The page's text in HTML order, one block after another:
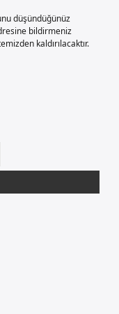
düşündüğünüz
bildirmeniz
kaldırılacaktır.